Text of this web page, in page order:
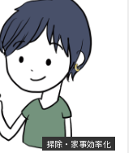
掃除・家事効率化